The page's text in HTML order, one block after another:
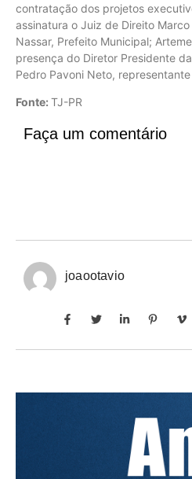
contratação dos projetos
assinatura o Juiz de Direito
Nassar, Prefeito Municipal;
presença do Diretor Presidente
Pedro Pavoni Neto,
Fonte: TJ-PR
Faça um comentário
joaootavio